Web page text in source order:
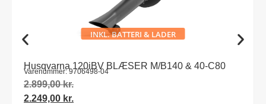
INKL. BATTERI & LADER
Husqvarna 120iBV BLÆSER M/B140 & 40-C80
Varenummer: 9706498-04
2.899,00kr.
2.249,00 kr.